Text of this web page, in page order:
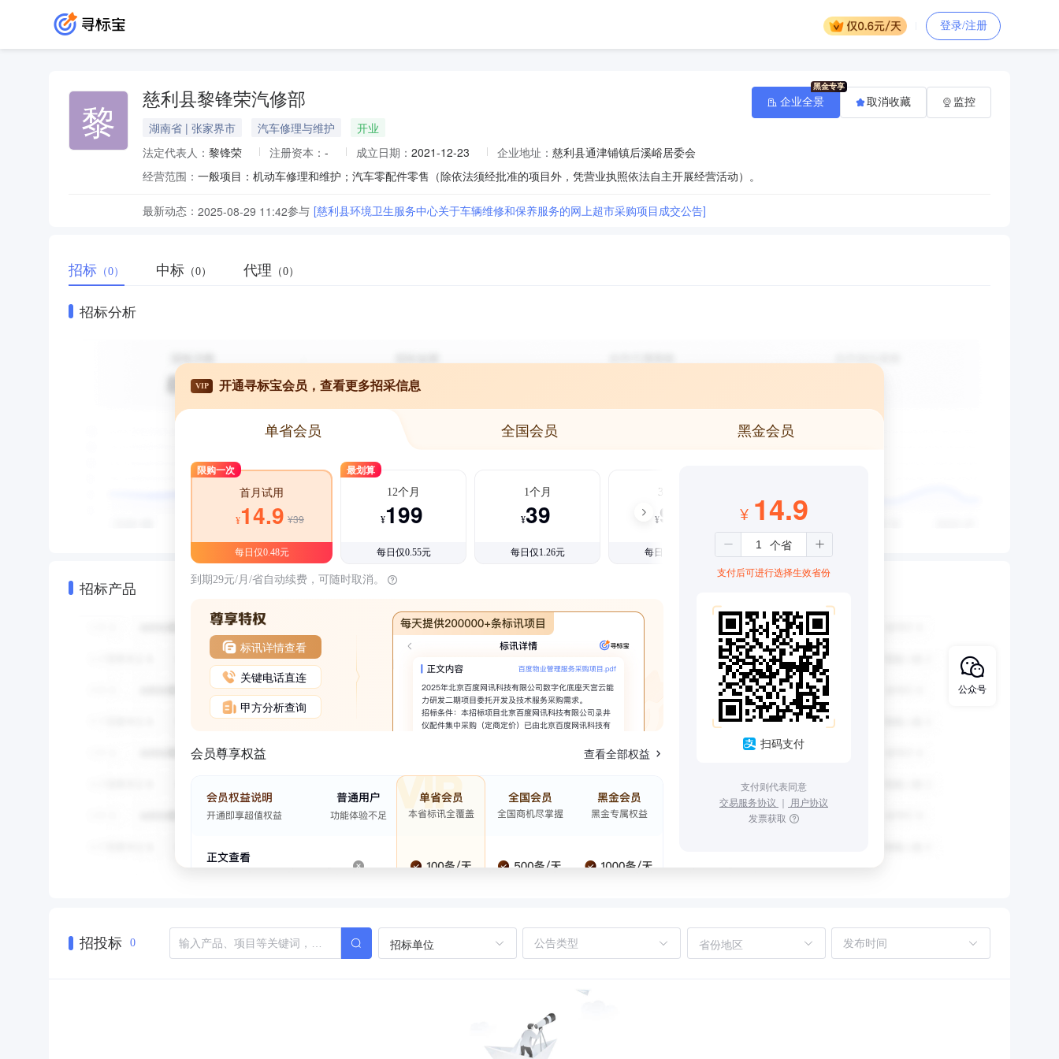
登录/注册
黎 慈利县黎锋荣汽修部
湖南省 | 张家界市 汽车修理与维护
开业
法定代表人： 黎锋荣 注册资本： - 成立日期： 2021-12-23 企业地址： 慈利县通津铺镇后溪峪居委会
经营范围： 一般项目：机动车修理和维护；汽车零配件零售（除依法须经批准的项目外，凭营业执照依法自主开展经营活动）。
最新动态： 2025-08-29 11:42参与 [慈利县环境卫生服务中心关于车辆维修和保养服务的网上超市采购项目成交公告]
企业全景 取消收藏 监控
招标 （0） 中标 （0） 代理 （0）
招标分析
招标产品
VIP 开通寻标宝会员，查看更多招采信息
单省会员 全国会员 黑金会员
限购一次
首月试用
¥14.9 ¥39
每日仅0.48元
最划算
12个月
¥199
每日仅0.55元
1个月
¥39
每日仅1.26元
3个月
¥99
每日仅1.08元
到期29元/月/省自动续费，可随时取消。
标讯详情查看
关键电话直连
甲方分析查询
会员尊享权益 查看全部权益
¥ 14.9
支付后可进行选择生效省份
扫码支付
支付则代表同意
交易服务协议 ｜ 用户协议
发票获取
招投标 0 招标单位 省份地区
公众号